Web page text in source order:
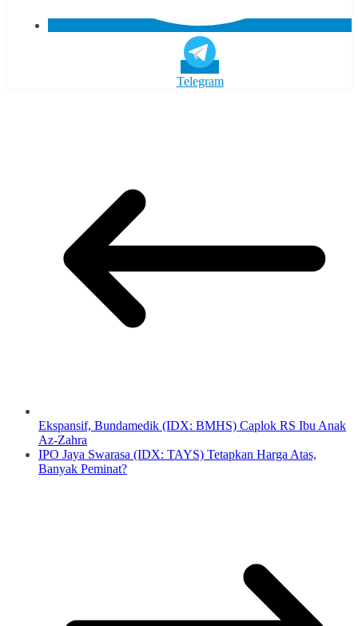
Telegram
Ekspansif, Bundamedik (IDX: BMHS) Caplok RS Ibu Anak
Az-Zahra
IPO Jaya Swarasa (IDX: TAYS) Tetapkan Harga Atas,
Banyak Peminat?